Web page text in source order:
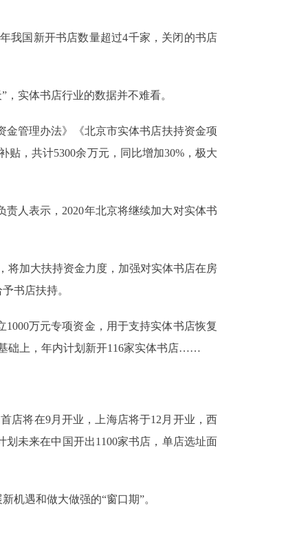
我国新开书店数量超过4千家，关闭的书店
实体书店行业的数据并不难看。
管理办法》《北京市实体书店扶持资金项
贴，共计5300余万元，同比增加30%，极大
人表示，2020年北京将继续加大对实体书
将加大扶持资金力度，加强对实体书店在房
书店扶持。
万元专项资金，用于支持实体书店恢复
础上，年内计划新开116家实体书店……
店将在9月开业，上海店将于12月开业，西
未来在中国开出1100家书店，单店选址面
机遇和做大做强的“窗口期”。